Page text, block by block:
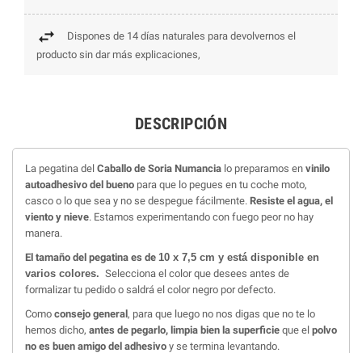
Dispones de 14 días naturales para devolvernos el
producto sin dar más explicaciones,
DESCRIPCIÓN
La pegatina del Caballo de Soria Numancia lo preparamos en vinilo
autoadhesivo del bueno para que lo pegues en tu coche moto,
casco o lo que sea y no se despegue fácilmente. Resiste el agua, el
viento y nieve. Estamos experimentando con fuego peor no hay
manera.
El tamaño del pegatina es de 10 x 7,5 cm y está disponible en
varios colores. Selecciona el color que desees antes de
formalizar tu pedido o saldrá el color negro por defecto.
Como consejo general, para que luego no nos digas que no te lo
hemos dicho, antes de pegarlo, limpia bien la superficie que el polvo
no es buen amigo del adhesivo y se termina levantando.